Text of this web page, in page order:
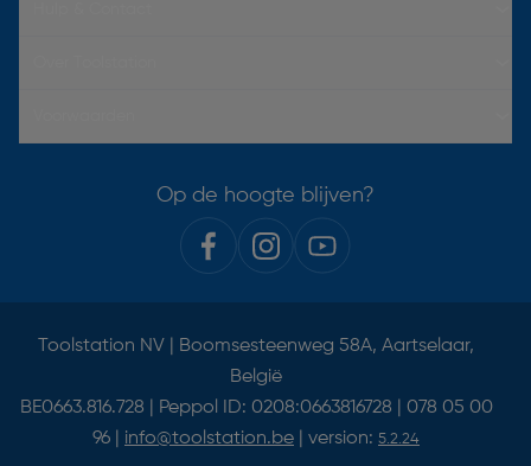
Op de hoogte blijven?
Toolstation NV | Boomsesteenweg 58A, Aartselaar,
België
BE0663.816.728 | Peppol ID: 0208:0663816728 | 078 05 00
96 | info@toolstation.be | version: 5.2.24